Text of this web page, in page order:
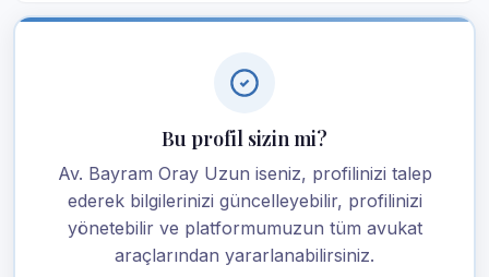
Bu profil sizin mi?
Av. Bayram Oray Uzun iseniz, profilinizi talep
ederek bilgilerinizi güncelleyebilir, profilinizi
yönetebilir ve platformumuzun tüm avukat
araçlarından yararlanabilirsiniz.